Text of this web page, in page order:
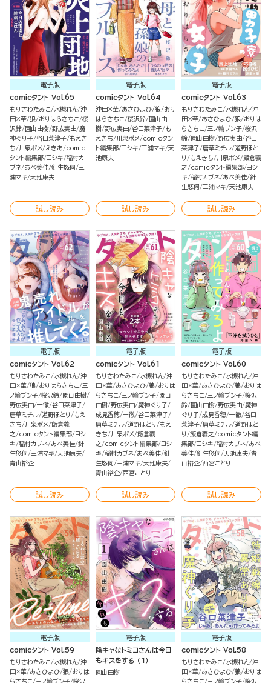
電子版
comicタント Vol.65
もりさわたみこ 水槻れん 沖
田×華 狼 おりはらさちこ 桜
沢鈴 園山由樹 野広実由 魔
神ぐり子 谷口菜津子 もえき
ち
川泉ポメ えきあ
comic
タント編集部 ヨシキ 稲村カ
ブネ あべ美佳 針生悠伺 三
浦マキ 天池康夫
試し読み
電子版
comicタント Vol.64
沖田×華 あさひよひ 狼 おり
はらさちこ 桜沢鈴 園山由
樹 野広実由 谷口菜津子 も
えきち
川泉ポメ
comicタン
ト編集部 ヨシキ 三浦マキ 天
池康夫
試し読み
電子版
comicタント Vol.63
もりさわたみこ 水槻れん 沖
田×華 あさひよひ 狼 おりは
らさちこ 三ノ輪ブン子 桜沢
鈴 園山由樹 野広実由 谷口
菜津子 唐草ミチル 道野ほと
り
もえきち 川泉ポメ 飯倉義
之
comicタント編集部 ヨシ
キ 稲村カブネ あべ美佳 針
生悠伺 三浦マキ 天池康夫
試し読み
電子版
comicタント Vol.62
もりさわたみこ 水槻れん 沖
田×華 狼 おりはらさちこ 三
ノ輪ブン子 桜沢鈴 園山由樹
野広実由 一徹 谷口菜津子
唐草ミチル 道野ほとり
もえ
きち
川泉ポメ 飯倉義
之
comicタント編集部 ヨシ
キ 稲村カブネ あべ美佳 針
生悠伺 三浦マキ 天池康夫
青山裕企
試し読み
電子版
comicタント Vol.61
もりさわたみこ 水槻れん 沖
田×華 あさひよひ 狼 おりは
らさちこ 三ノ輪ブン子 園山
由樹 野広実由 魔神ぐり子
成見香穂 一徹 谷口菜津子
唐草ミチル 道野ほとり
もえ
きち
川泉ポメ 飯倉義
之
comicタント編集部 ヨシ
キ 稲村カブネ あべ美佳 針
生悠伺 三浦マキ 天池康夫
青山裕企 西宮ことり
試し読み
電子版
comicタント Vol.60
もりさわたみこ 水槻れん 沖
田×華 あさひよひ 狼 おりは
らさちこ 三ノ輪ブン子 桜沢
鈴 園山由樹 野広実由 魔神
ぐり子 成見香穂 一徹 谷口
菜津子 唐草ミチル 道野ほと
り
飯倉義之
comicタント編
集部 ヨシキ 稲村カブネ あべ
美佳 針生悠伺 天池康夫 青
山裕企 西宮ことり
試し読み
電子版
comicタント Vol.59
もりさわたみこ 水槻れん 沖
田×華 あさひよひ 狼 おりは
らさちこ 三ノ輪ブン子 桜沢
電子版
陰キャなトミコさんは今日
もキスをする （1）
園山由樹
電子版
comicタント Vol.58
もりさわたみこ 水槻れん 沖
田×華 あさひよひ 狼 おりは
らさちこ 三ノ輪ブン子 桜沢